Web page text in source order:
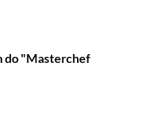
do "Masterchef